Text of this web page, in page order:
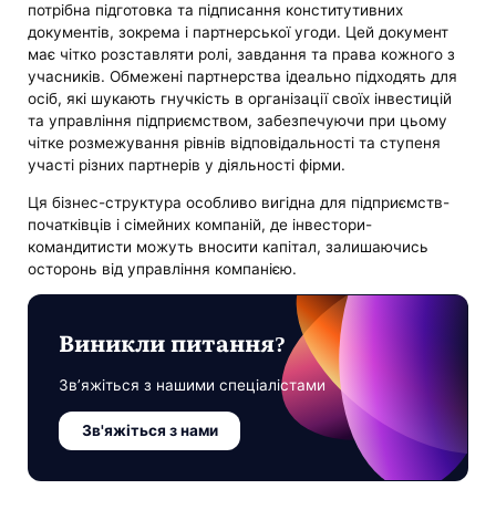
потрібна підготовка та підписання конститутивних
документів, зокрема і партнерської угоди. Цей документ
має чітко розставляти ролі, завдання та права кожного з
учасників. Обмежені партнерства ідеально підходять для
осіб, які шукають гнучкість в організації своїх інвестицій
та управління підприємством, забезпечуючи при цьому
чітке розмежування рівнів відповідальності та ступеня
участі різних партнерів у діяльності фірми.
Ця бізнес-структура особливо вигідна для підприємств-
початківців і сімейних компаній, де інвестори-
командитисти можуть вносити капітал, залишаючись
осторонь від управління компанією.
Виникли питання?
Зв’яжіться з нашими спеціалістами
Зв'яжіться з нами